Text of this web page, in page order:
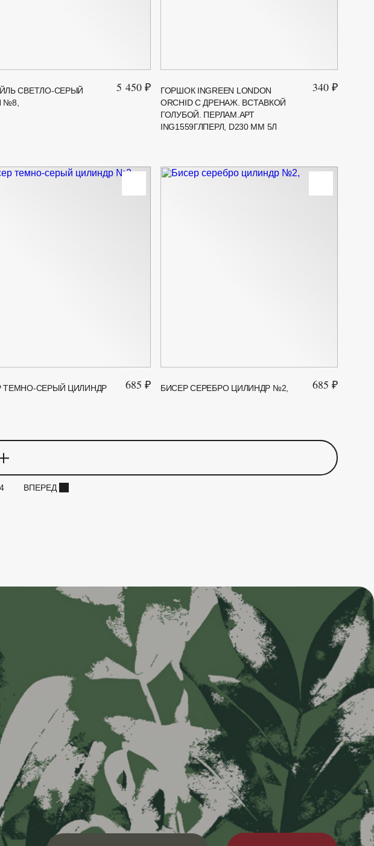
СВЕТЛО-СЕРЫЙ
№8,
5 450 ₽
ГОРШОК INGREEN LONDON
ORCHID С ДРЕНАЖ. ВСТАВКОЙ
ГОЛУБОЙ. ПЕРЛАМ.АРТ
ING1559ГЛПЕРЛ, D230 ММ 5Л
340 ₽
ТЕМНО-СЕРЫЙ ЦИЛИНДР
685 ₽ БИСЕР СЕРЕБРО ЦИЛИНДР №2, 685 ₽
4 ВПЕРЕД